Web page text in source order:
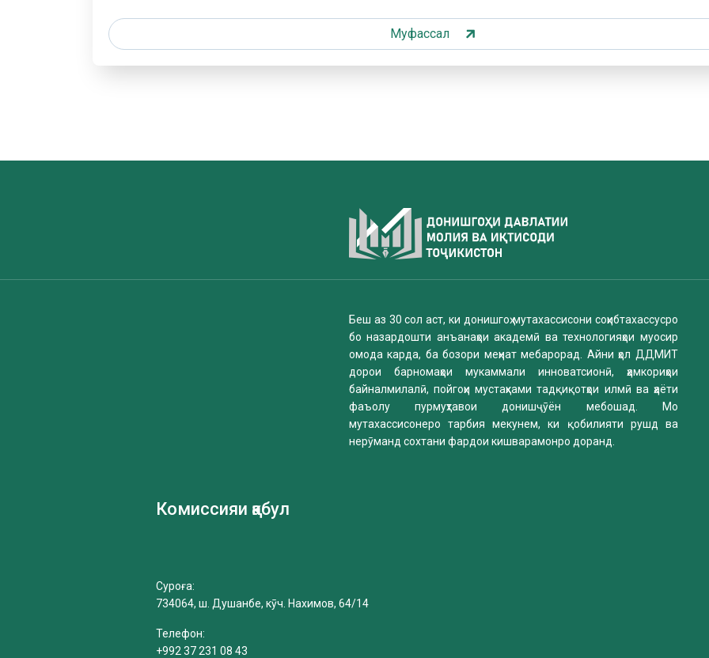
Муфассал
Беш аз 30 сол аст, ки донишгоҳ мутахассисони соҳибтахассусро
бо назардошти анъанаҳои академӣ ва технологияҳои муосир
омода карда, ба бозори меҳнат мебарорад. Айни ҳол ДДМИТ
дорои барномаҳои мукаммали инноватсионӣ, ҳамкориҳои
байналмилалӣ, пойгоҳи мустаҳками тадқиқотҳои илмӣ ва ҳаёти
фаъолу пурмуҳтавои донишҷӯён мебошад. Мо
мутахассисонеро тарбия мекунем, ки қобилияти рушд ва
нерӯманд сохтани фардои кишварамонро доранд.
Комиссияи қабул
Суроға:
734064, ш. Душанбе, кӯч. Нахимов, 64/14
Телефон:
+992 37 231 08 43